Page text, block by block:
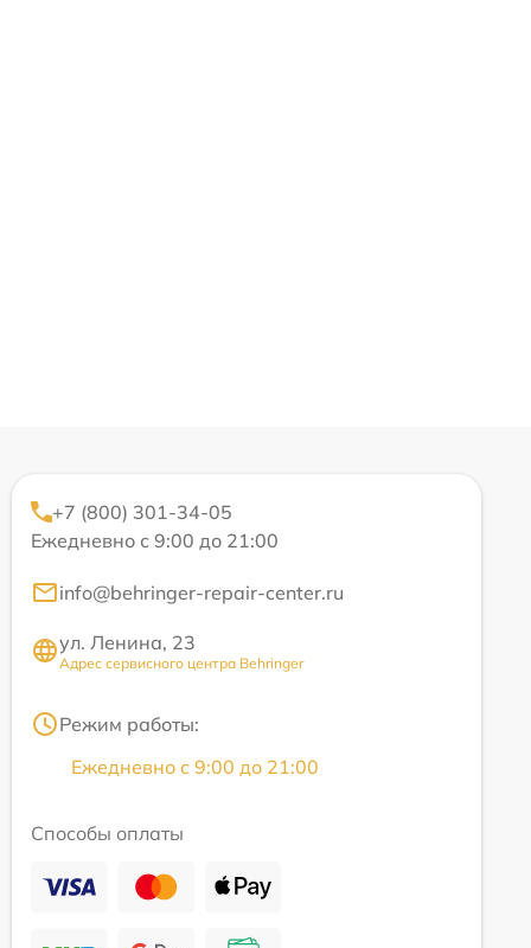
+7 (800) 301-34-05
Ежедневно с 9:00 до 21:00
info@behringer-repair-center.ru
ул. Ленина, 23
Адрес сервисного центра Behringer
Режим работы:
Ежедневно с 9:00 до 21:00
Способы оплаты